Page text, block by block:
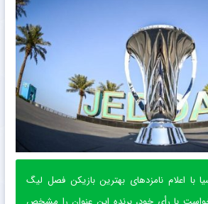
با اعلام نامزدهای بهترین بازیکن فصل لیگ